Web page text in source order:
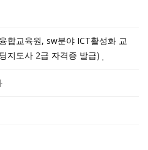
합교육원, sw분야 ICT활성화 교
지도사 2급 자격증 발급)